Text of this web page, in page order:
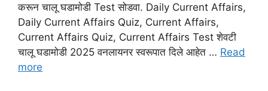
करून चालू घडामोडी Test सोडवा. Daily Current Affairs,
Daily Current Affairs Quiz, Current Affairs,
Current Affairs Quiz, Current Affairs Test शेवटी
चालू घडामोडी 2025 वनलायनर स्वरूपात दिले आहेत … Read
more